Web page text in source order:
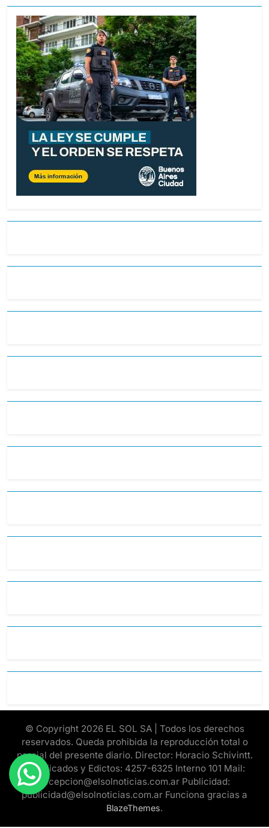
© Copyright 2026 EL SOL SA | Todos los derechos
reservados. Queda prohibida la reproducción total o
parcial del presente diario. Director: Horacio Schivintt.
Clasificados y Edictos: 4257-6325 Interno 101 Mail:
recepcion@elsolnoticias.com.ar Publicidad:
publicidad@elsolnoticias.com.ar Funciona gracias a
BlazeThemes.